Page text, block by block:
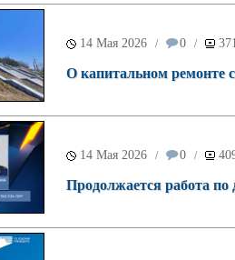
14 Мая 2026 / 0 /
О капитальном ремонте
14 Мая 2026 / 0 /
Продолжается работа по